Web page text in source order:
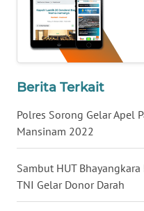
Berita Terkait
Polres Sorong Gelar Apel
Mansinam 2022
Sambut HUT
TNI Gelar Donor Darah
WN
NUSANTARA
WN
JOGJA
WN
JATIM
WN